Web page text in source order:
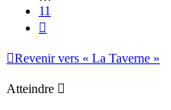
11
Revenir vers « La Taverne »
Atteindre